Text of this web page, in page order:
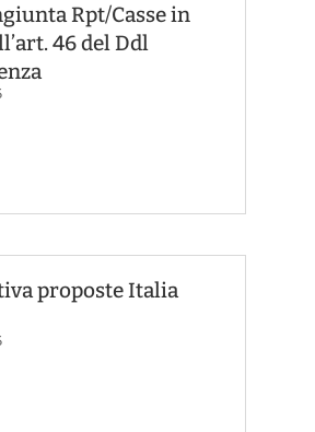
Rpt/Casse in
46 del Ddl
proposte Italia